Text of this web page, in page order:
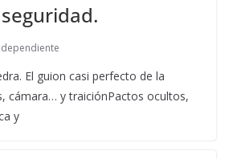
El guion casi perfecto de la
cámara… y traiciónPactos ocultos,
y